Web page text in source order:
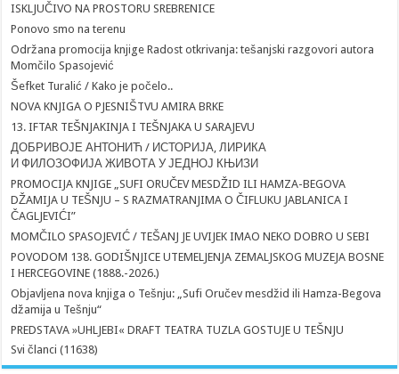
ISKLJUČIVO NA PROSTORU SREBRENICE
Ponovo smo na terenu
Održana promocija knjige Radost otkrivanja: tešanjski razgovori autora
Momčilo Spasojević
Šefket Turalić / Kako je počelo..
NOVA KNJIGA O PJESNIŠTVU AMIRA BRKE
13. IFTAR TEŠNJAKINJA I TEŠNJAKA U SARAJEVU
ДОБРИВОЈЕ АНТОНИЋ / ИСТОРИЈА, ЛИРИКА
И ФИЛОЗОФИЈА ЖИВОТА У ЈЕДНОЈ КЊИЗИ
PROMOCIJA KNJIGE „SUFI ORUČEV MESDŽID ILI HAMZA-BEGOVA
DŽAMIJA U TEŠNJU – S RAZMATRANJIMA O ČIFLUKU JABLANICA I
ČAGLJEVIĆI”
MOMČILO SPASOJEVIĆ / TEŠANJ JE UVIJEK IMAO NEKO DOBRO U SEBI
POVODOM 138. GODIŠNJICE UTEMELJENJA ZEMALJSKOG MUZEJA BOSNE
I HERCEGOVINE (1888.-2026.)
Objavljena nova knjiga o Tešnju: „Sufi Oručev mesdžid ili Hamza-Begova
džamija u Tešnju“
PREDSTAVA »UHLJEBI« DRAFT TEATRA TUZLA GOSTUJE U TEŠNJU
Svi članci (11638)